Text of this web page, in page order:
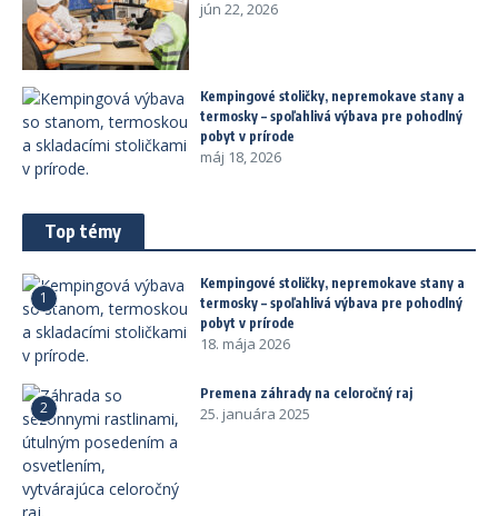
jún 22, 2026
Kempingové stoličky, nepremokave stany a
termosky – spoľahlivá výbava pre pohodlný
pobyt v prírode
máj 18, 2026
Top témy
1
Kempingové stoličky, nepremokave stany a
termosky – spoľahlivá výbava pre pohodlný
pobyt v prírode
18. mája 2026
2
Premena záhrady na celoročný raj
25. januára 2025